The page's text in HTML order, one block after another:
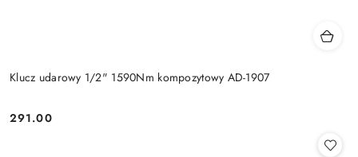
Klucz udarowy 1/2" 1590Nm kompozytowy AD-1907
Cena:
291.00